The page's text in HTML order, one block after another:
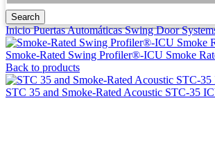
Search
InicioPuertas AutomáticasSwing Door
Smoke-Rated Swing Profiler®-ICU Smoke
Back to products
STC 35 and Smoke-Rated Acoustic STC-35